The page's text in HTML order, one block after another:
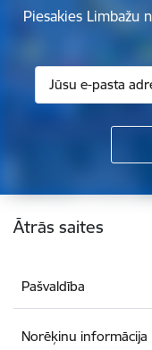
Piesakies Limbažu
Kājene
Ātrās saites
Pašvaldība
Norēķinu informācija